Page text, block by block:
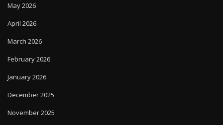
May 2026
April 2026
March 2026
February 2026
January 2026
December 2025
November 2025